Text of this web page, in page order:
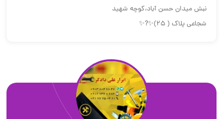
نبش میدان حسن آباد،کوچه شهید
شجاعی پلاک ( 25)✨?✨